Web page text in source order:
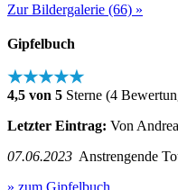
Zur Bildergalerie (66) »
Gipfelbuch
★★★★★
4,5 von 5 Sterne (4
Letzter Eintrag: Von
07.06.2023 Anstrengende
» zum Gipfelbuch